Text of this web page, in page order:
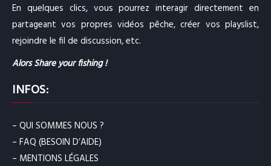
En quelques clics, vous pourrez interagir directement en
partageant vos propres vidéos pêche, créer vos playslist,
rejoindre le fil de discussion, etc.
Alors Share your fishing !
INFOS:
– QUI SOMMES NOUS ?
– FAQ (BESOIN D’AIDE)
– MENTIONS LÉGALES